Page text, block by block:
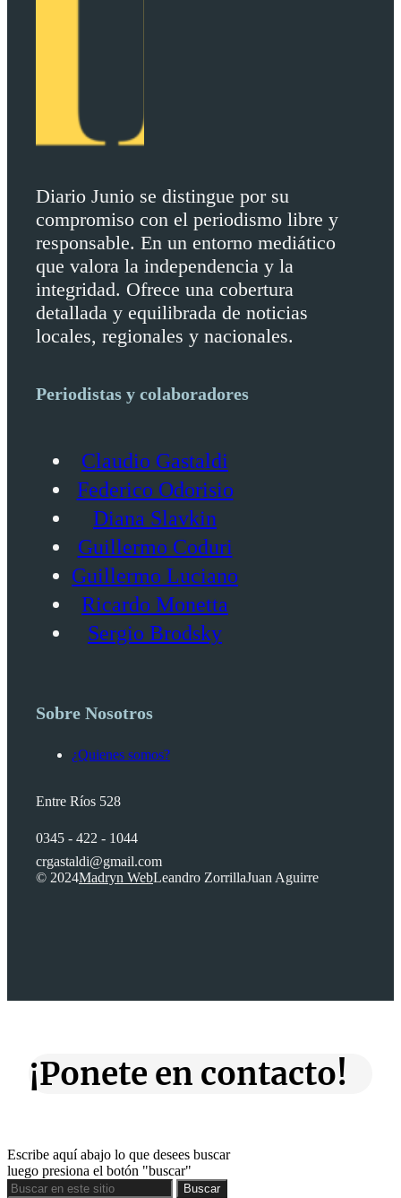
Diario Junio se distingue por su
compromiso con el periodismo libre y
responsable. En un entorno mediático
que valora la independencia y la
integridad. Ofrece una cobertura
detallada y equilibrada de noticias
locales, regionales y nacionales.
Periodistas y colaboradores
Claudio Gastaldi
Federico Odorisio
Diana Slavkin
Guillermo Coduri
Guillermo Luciano
Ricardo Monetta
Sergio Brodsky
Sobre Nosotros
¿Quienes somos?
Entre Ríos 528
0345 - 422 - 1044
crgastaldi@gmail.com
© 2024Madryn WebLeandro ZorrillaJuan Aguirre
¡Ponete en contacto!
Escribe aquí abajo lo que desees buscar
luego presiona el botón "buscar"
Buscar
Buscar